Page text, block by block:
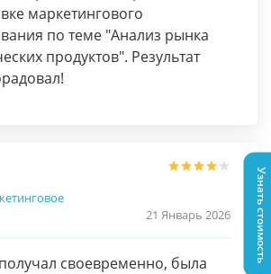
маркетингового
по теме "Анализ рынка
продуктов". Результат
21 Январь 2026
своевременно, была
Узнать стоимость